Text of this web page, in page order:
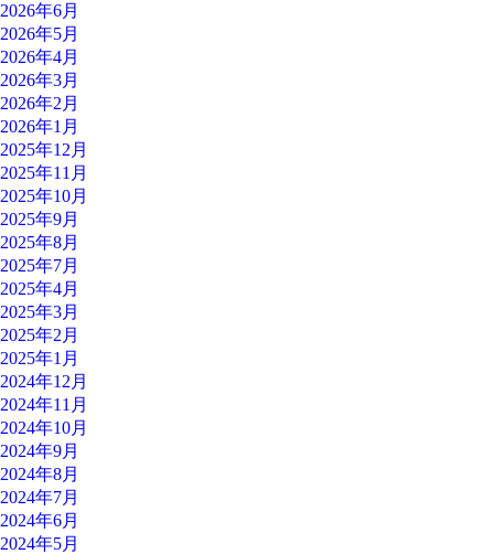
2026年6月
2026年5月
2026年4月
2026年3月
2026年2月
2026年1月
2025年12月
2025年11月
2025年10月
2025年9月
2025年8月
2025年7月
2025年4月
2025年3月
2025年2月
2025年1月
2024年12月
2024年11月
2024年10月
2024年9月
2024年8月
2024年7月
2024年6月
2024年5月